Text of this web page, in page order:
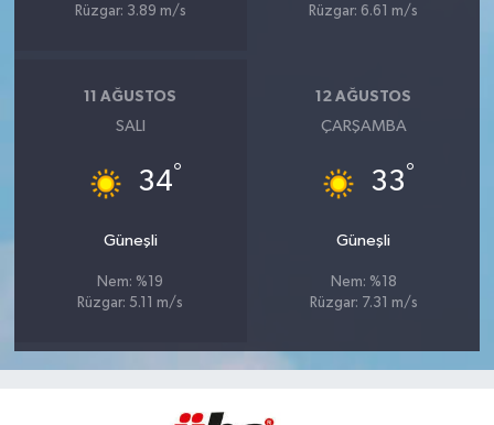
Rüzgar: 3.89 m/s
Rüzgar: 6.61 m/s
11 AĞUSTOS
SALI
34°
Güneşli
Nem: %19
Rüzgar: 5.11 m/s
12 AĞUSTOS
ÇARŞAMBA
33°
Güneşli
Nem: %18
Rüzgar: 7.31 m/s